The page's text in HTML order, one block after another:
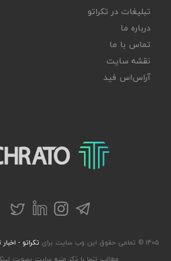
تبلیغات در تکراتو
درباره ما
تماس با ما
نقشه سایت
آر‌اس‌اس فید
تکراتو – زندگی با تکنولوژی
تلگراماینستاگرام
لینکداین
۱۴۰۵ © تمامی حقوق این وب سایت برای تکراتو -
مطالب تنها با ذکر منبع سایت بصورت